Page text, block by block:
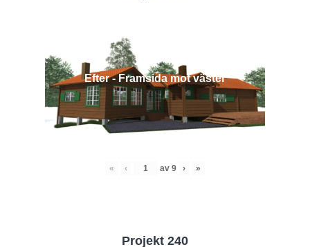
Efter - Framsida mot väster
« ‹ av 9 › »
Projekt 240